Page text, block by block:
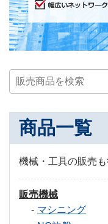
商品一覧
機械・工具の販売も
販売機械
マシニング